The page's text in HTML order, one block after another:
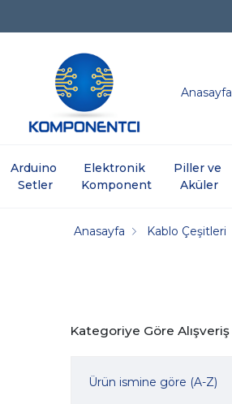
Anasayfa
Arduino
Setler
Elektronik
Komponent
Piller ve
Aküler
Anasayfa Kablo Çeşitleri
Kategoriye Göre Alışveriş
Ürün ismine göre (A-Z)